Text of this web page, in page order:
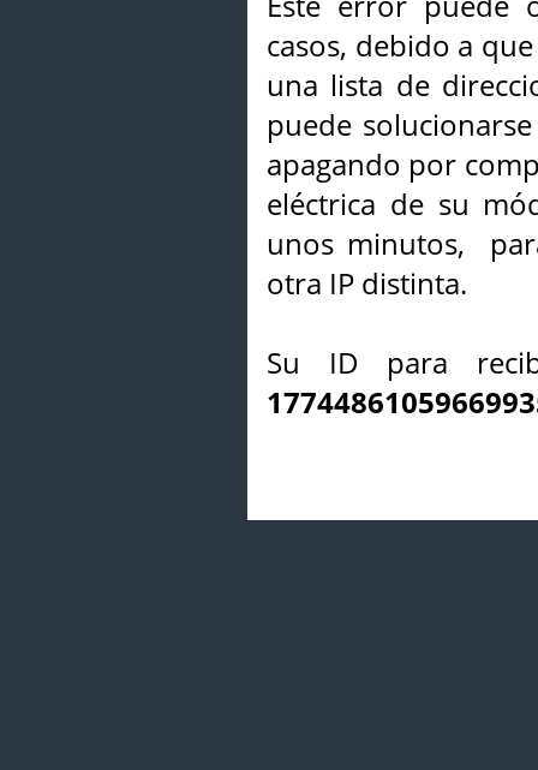
casos, debido a
una lista de
puede
apagando por
eléctrica de su
unos minutos,
otra IP distinta.
Su ID para